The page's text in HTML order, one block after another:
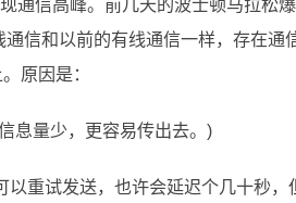
通信高峰。前几天的波士顿马拉松
信和以前的有线通信一样，存在通
原因是：
息量少，更容易传出去。)
重试发送，也许会延迟个几十秒，